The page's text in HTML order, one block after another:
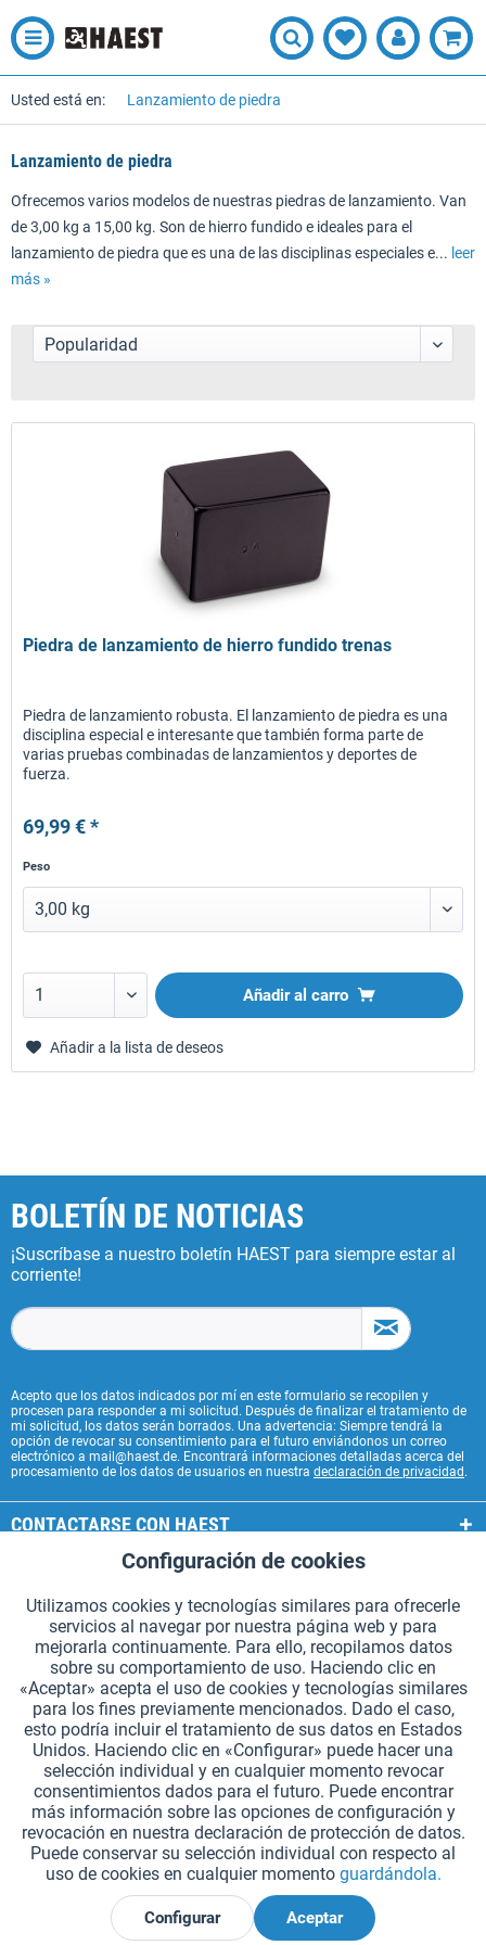
Usted está en: Lanzamiento de piedra
Lanzamiento de piedra
Ofrecemos varios modelos de nuestras piedras de lanzamiento. Van
de 3,00 kg a 15,00 kg. Son de hierro fundido e ideales para el
lanzamiento de piedra que es una de las disciplinas especiales e... leer
más »
Piedra de lanzamiento de hierro fundido trenas
Piedra de lanzamiento robusta. El lanzamiento de piedra es una
disciplina especial e interesante que también forma parte de
varias pruebas combinadas de lanzamientos y deportes de
fuerza.
69,99 € *
Peso
Añadir al carro
Añadir a la lista de deseos
BOLETÍN DE NOTICIAS
¡Suscríbase a nuestro boletín HAEST para siempre estar al
corriente!
Acepto que los datos indicados por mí en este formulario se recopilen y
procesen para responder a mi solicitud. Después de finalizar el tratamiento de
mi solicitud, los datos serán borrados. Una advertencia: Siempre tendrá la
opción de revocar su consentimiento para el futuro enviándonos un correo
electrónico a mail@haest.de. Encontrará informaciones detalladas acerca del
procesamiento de los datos de usuarios en nuestra declaración de privacidad.
CONTACTARSE CON HAEST
SERVICIOS HAEST
INFORMACIÓN GENERAL
MODOS DE PAGO
*Todos los precios incluyen IVA. Se añaden los gastos de envío..
Configuración de cookies Solicitar catálogos (en alemán)
Grabados láser en testigos Boletín ¿Quiénes somos? Ayuda
Contacto Envío y pago Devolución y reembolso
Derecho de revocación Protección de datos
Condiciones generales de contratación Aviso legal
Declarar el desistimiento
Funcionales Aktiv
Seguimiento Aktiv
Configuración de cookies
Utilizamos cookies y tecnologías similares para ofrecerle
servicios al navegar por nuestra página web y para
mejorarla continuamente. Para ello, recopilamos datos
sobre su comportamiento de uso. Haciendo clic en
«Aceptar» acepta el uso de cookies y tecnologías similares
para los fines previamente mencionados. Dado el caso,
esto podría incluir el tratamiento de sus datos en Estados
Unidos. Haciendo clic en «Configurar» puede hacer una
selección individual y en cualquier momento revocar
consentimientos dados para el futuro. Puede encontrar
más información sobre las opciones de configuración y
revocación en nuestra declaración de protección de datos.
Puede conservar su selección individual con respecto al
uso de cookies en cualquier momento guardándola.
Configurar Aceptar